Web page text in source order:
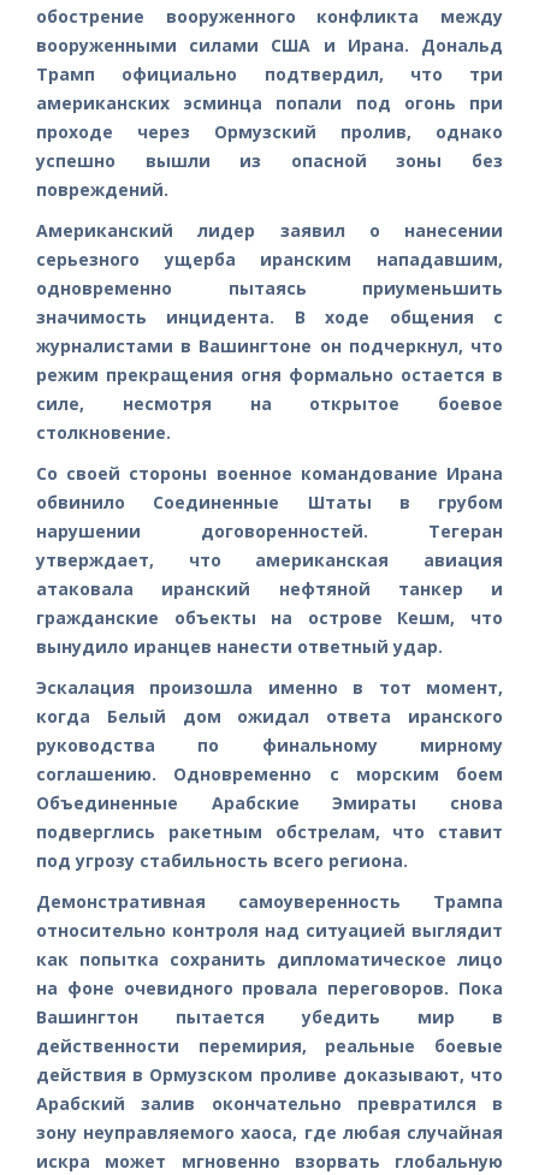
обострение вооруженного конфликта между
вооруженными силами США и Ирана. Дональд
Трамп официально подтвердил, что три
американских эсминца попали под огонь при
проходе через Ормузский пролив, однако
успешно вышли из опасной зоны без
повреждений.
Американский лидер заявил о нанесении
серьезного ущерба иранским нападавшим,
одновременно пытаясь приуменьшить
значимость инцидента. В ходе общения с
журналистами в Вашингтоне он подчеркнул, что
режим прекращения огня формально остается в
силе, несмотря на открытое боевое
столкновение.
Со своей стороны военное командование Ирана
обвинило Соединенные Штаты в грубом
нарушении договоренностей. Тегеран
утверждает, что американская авиация
атаковала иранский нефтяной танкер и
гражданские объекты на острове Кешм, что
вынудило иранцев нанести ответный удар.
Эскалация произошла именно в тот момент,
когда Белый дом ожидал ответа иранского
руководства по финальному мирному
соглашению. Одновременно с морским боем
Объединенные Арабские Эмираты снова
подверглись ракетным обстрелам, что ставит
под угрозу стабильность всего региона.
Демонстративная самоуверенность Трампа
относительно контроля над ситуацией выглядит
как попытка сохранить дипломатическое лицо
на фоне очевидного провала переговоров. Пока
Вашингтон пытается убедить мир в
действенности перемирия, реальные боевые
действия в Ормузском проливе доказывают, что
Арабский залив окончательно превратился в
зону неуправляемого хаоса, где любая случайная
искра может мгновенно взорвать глобальную